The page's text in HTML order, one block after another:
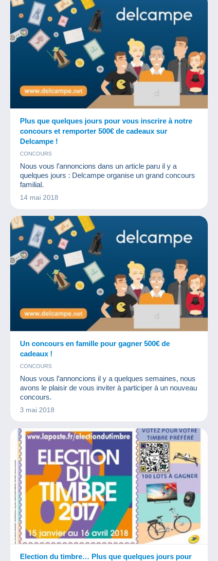
Plus que quelques jours pour vous inscrire à notre
concours et remporter 500€ de cadeaux sur
Delcampe !
CONCOURS
Nous vous l’annoncions dans un article paru il y a
quelques jours : Delcampe organise un grand concours
familial.
14 mai 2018
Un concours en famille pour gagner 500€ de
cadeaux !
CONCOURS
Nous vous l’annoncions il y a quelques semaines, nous
avons le plaisir de vous inviter à participer à un nouveau
concours.
3 mai 2018
Election du timbre… Plus que quelques jours pour